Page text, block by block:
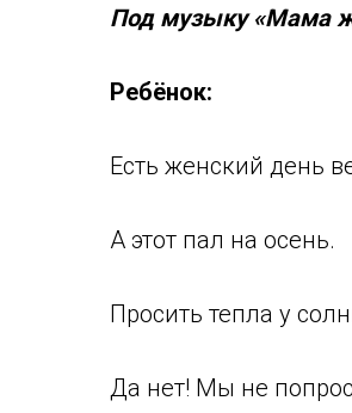
Под музыку «Мама
Ребёнок:
Есть женский день
А этот пал на осень.
Просить тепла у
Да нет! Мы не